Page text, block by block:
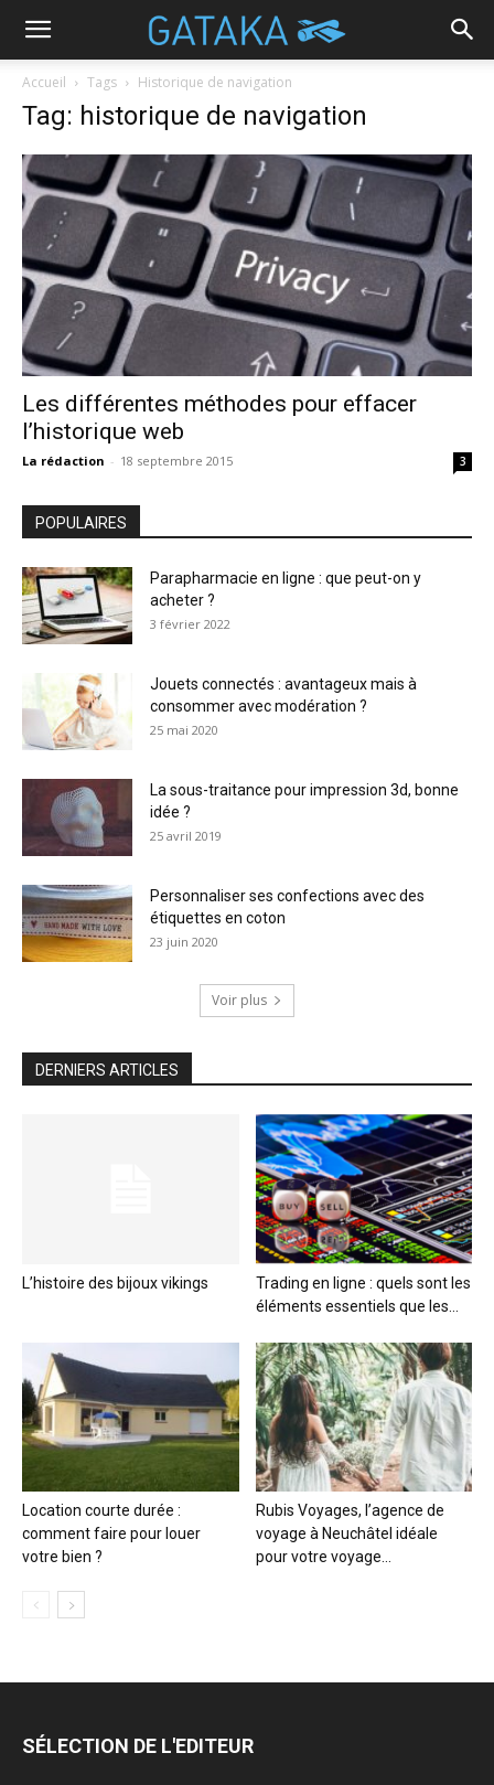
Accueil Tags Historique de navigation
Tag: historique de navigation
Les différentes méthodes pour effacer
l’historique web
La rédaction - 18 septembre 2015 3
POPULAIRES
Parapharmacie en ligne : que peut-on y
acheter ?
3 février 2022
Jouets connectés : avantageux mais à
consommer avec modération ?
25 mai 2020
La sous-traitance pour impression 3d, bonne
idée ?
25 avril 2019
Personnaliser ses confections avec des
étiquettes en coton
23 juin 2020
Voir plus
DERNIERS ARTICLES
L’histoire des bijoux vikings
Trading en ligne : quels sont les
éléments essentiels que les...
Location courte durée :
comment faire pour louer
votre bien ?
Rubis Voyages, l’agence de
voyage à Neuchâtel idéale
pour votre voyage...
SÉLECTION DE L'EDITEUR